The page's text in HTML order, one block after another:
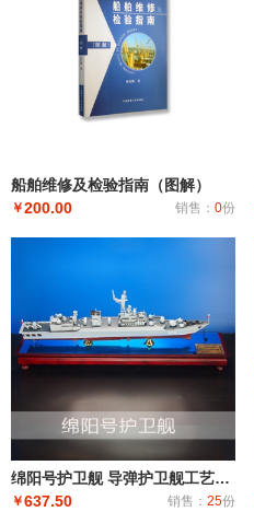
船舶维修及检验指南（图解）
￥200.00 销售： 0份
绵阳号护卫舰 导弹护卫舰工艺船航模纪念摆件展览收藏品送礼
￥637.50 销售： 25份